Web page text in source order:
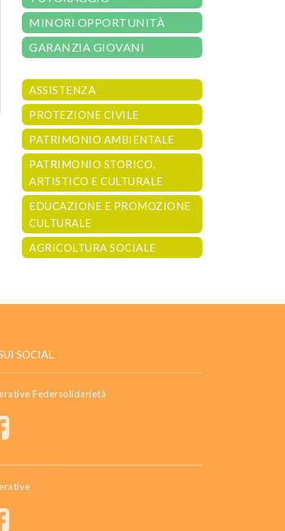
MINORI OPPORTUNITÀ
GARANZIA GIOVANI
ASSISTENZA
PROTEZIONE CIVILE
PATRIMONIO AMBIENTALE
PATRIMONIO STORICO,
ARTISTICO E CULTURALE
EDUCAZIONE E PROMOZIONE
CULTURALE
AGRICOLTURA SOCIALE
SOCIAL
Federsolidarietà